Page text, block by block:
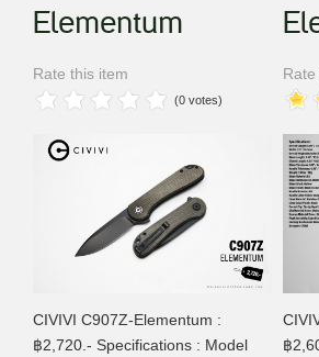
Elementum
Rate this item
(0 votes)
CIVIVI C907Z-Elementum :
฿2,720.- Specifications : Model
฿